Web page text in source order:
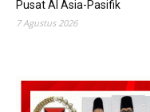
Pusat AI Asia-Pasifik
7 Agustus 2026